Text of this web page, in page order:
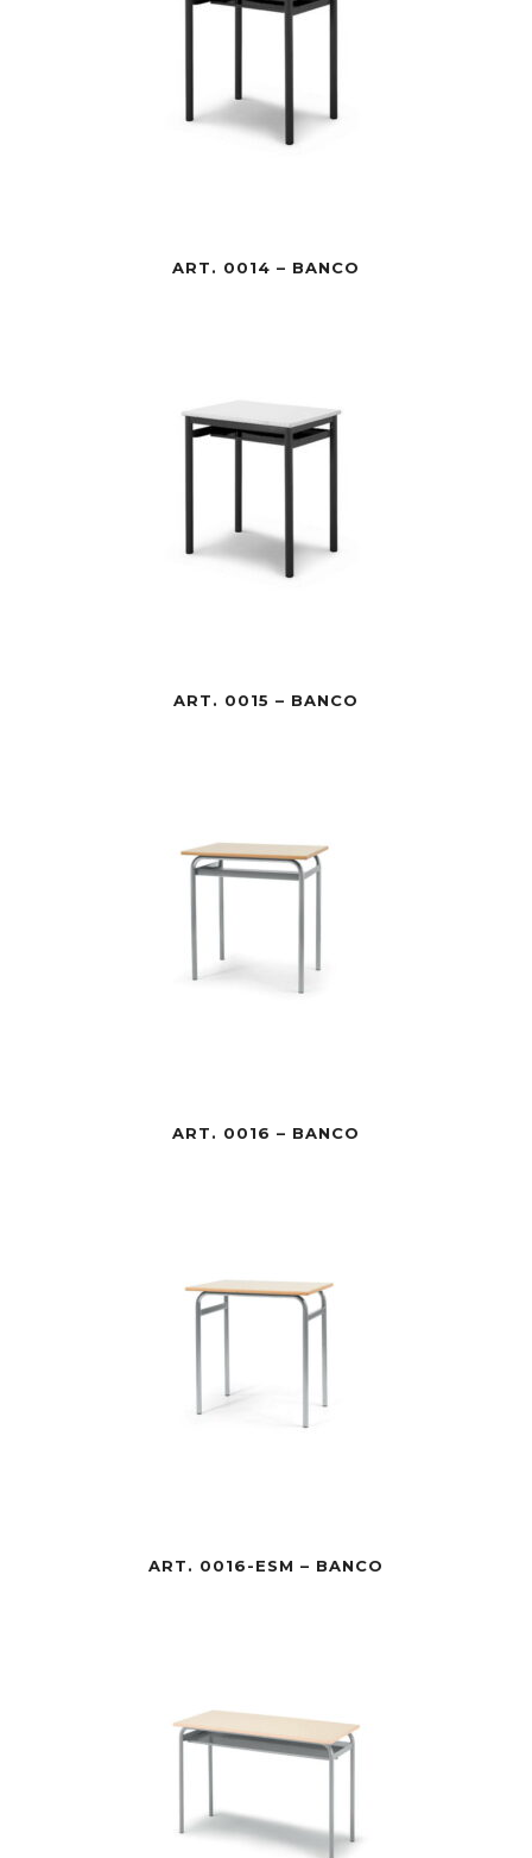
ART. 0014 – BANCO
ART. 0015 – BANCO
ART. 0016 – BANCO
ART. 0016-ESM – BANCO